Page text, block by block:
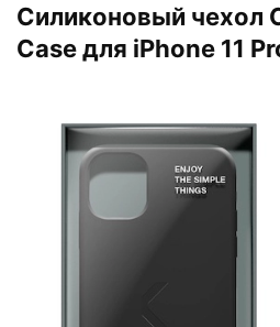
Силиконовый чехол
Case для iPhone 11